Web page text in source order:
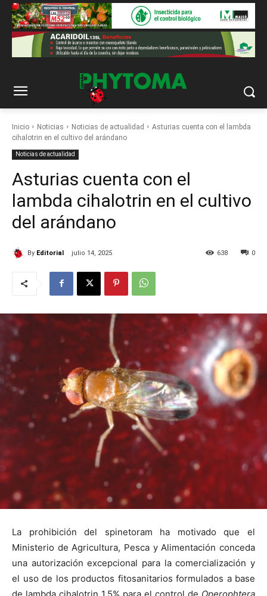
Inicio Noticias Noticias de actualidad
Asturias cuenta con el lambda
cihalotrin en el cultivo del arándano
Noticias de actualidad
Asturias cuenta con el
lambda cihalotrin en el cultivo
del arándano
By Editorial julio 14, 2025 0
638
La prohibición del spinetoram ha motivado que el
Ministerio de Agricultura, Pesca y Alimentación conceda
una autorización excepcional para la comercialización y
el uso de los productos fitosanitarios formulados a base